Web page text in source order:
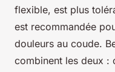
flexible, est plus
est recommandée
douleurs au coude.
combinent les deux :